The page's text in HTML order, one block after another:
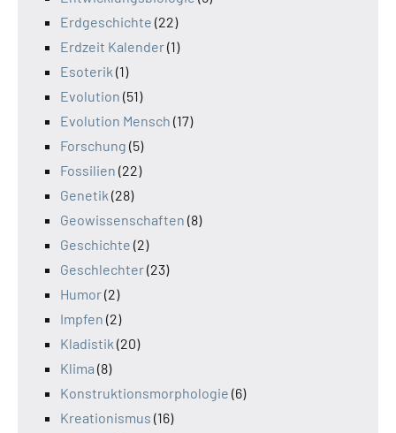
Erdgeschichte (22)
Erdzeit Kalender(1)
Esoterik (1)
Evolution (51)
Evolution Mensch (17)
Forschung (5)
Fossilien (22)
Genetik (28)
Geowissenschaften (8)
Geschichte (2)
Geschlechter(23)
Humor(2)
Impfen (2)
Kladistik (20)
Klima (8)
Konstruktionsmorphologie (6)
Kreationismus (16)